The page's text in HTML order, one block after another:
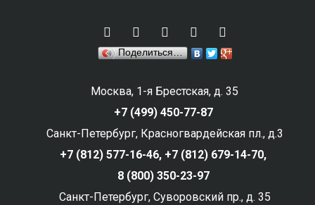
Поделиться…
Москва, 1-я Брестская, д. 35
+7 (499) 450-77-87
Санкт-Петербург, Красногвардейская пл., д.3
+7 (812) 577-16-46, +7 (812) 679-14-70,
8 (800) 350-23-97
Санкт-Петербург, Суворовский пр., д. 35